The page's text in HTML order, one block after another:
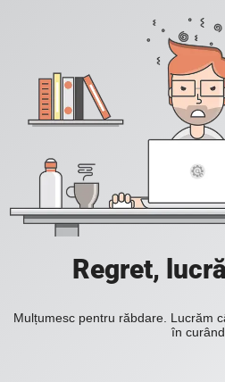
Regret,
Mulțumesc pentru răbdare. Lucrăm
în